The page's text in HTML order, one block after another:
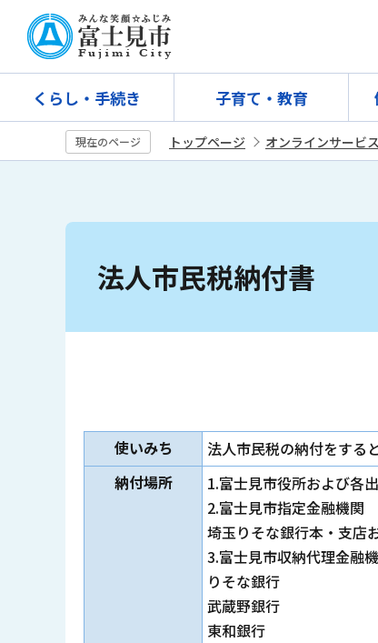
先
くらし・手続き 子育て・教育
現在のページ トップページ オンラインサービス
法人市民税納付書
使いみち
法人市民税の納付をする
納付場所
1.富士見市役所および各
2.富士見市指定金融機関
埼玉りそな銀行本・支店
3.富士見市収納代理金融
りそな銀行
武蔵野銀行
東和銀行